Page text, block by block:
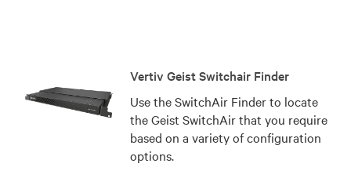
Vertiv Geist Switchair Finder
Use the SwitchAir Finder to locate
the Geist SwitchAir that you require
based on a variety of configuration
options.